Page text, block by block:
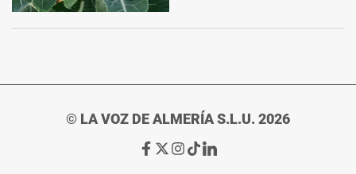
© LA VOZ DE ALMERÍA S.L.U. 2026
Ir
Ir
Ir Ir Ir